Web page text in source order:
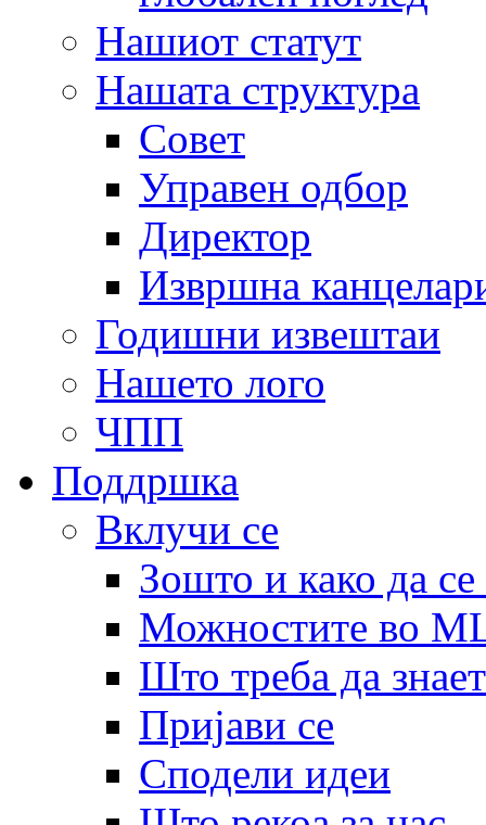
Нашиот статут
Нашата структура
Совет
Управен одбор
Директор
Извршна
Годишни извештаи
Нашето лого
ЧПП
Поддршка
Вклучи се
Зошто и како да
Можностите во
Што треба да
Пријави се
Сподели идеи